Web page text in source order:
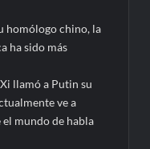
homólogo chino, la
ha sido más
llamó a Putin su
ve a
mundo de habla